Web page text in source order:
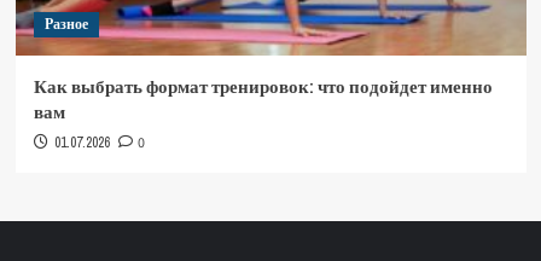
Разное
Как выбрать формат тренировок: что подойдет именно
вам
01.07.2026 0